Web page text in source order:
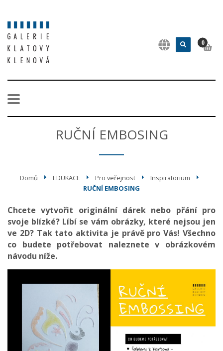
0
RUČNÍ EMBOSING
Domů EDUKACE Pro veřejnost
Inspiratorium
RUČNÍ EMBOSING
Chcete vytvořit originální dárek nebo přání pro
svoje blízké? Líbí se vám obrázky, které nejsou jen
ve 2D? Tak tato aktivita je právě pro Vás! Všechno
co budete potřebovat naleznete v obrázkovém
návodu níže.